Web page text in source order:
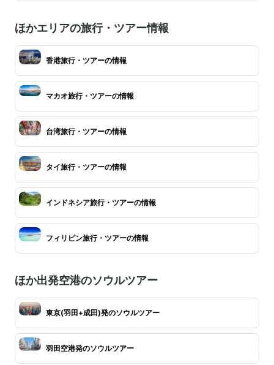
ほかエリアの旅行・ツアー情報
香港旅行・ツアーの情報
マカオ旅行・ツアーの情報
台湾旅行・ツアーの情報
タイ旅行・ツアーの情報
インドネシア旅行・ツアーの情報
フィリピン旅行・ツアーの情報
ほか出発空港のソウルツアー
東京(羽田+成田)発のソウルツアー
羽田空港発のソウルツアー